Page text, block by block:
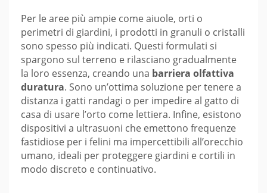
Per le aree più ampie come aiuole, orti o
perimetri di giardini, i prodotti in granuli o cristalli
sono spesso più indicati. Questi formulati si
spargono sul terreno e rilasciano gradualmente
la loro essenza, creando una barriera olfattiva
duratura. Sono un’ottima soluzione per tenere a
distanza i gatti randagi o per impedire al gatto di
casa di usare l’orto come lettiera. Infine, esistono
dispositivi a ultrasuoni che emettono frequenze
fastidiose per i felini ma impercettibili all’orecchio
umano, ideali per proteggere giardini e cortili in
modo discreto e continuativo.